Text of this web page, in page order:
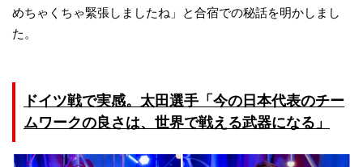
めちゃくちゃ緊張しましたね」と合宿での秘話を明かしまし
た。
ドイツ戦で実感。太田選手「今の日本代表のチー
ムワークの良さは、世界で戦える武器になる」